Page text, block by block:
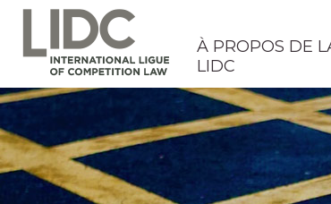
À PROPOS DE
LIDC